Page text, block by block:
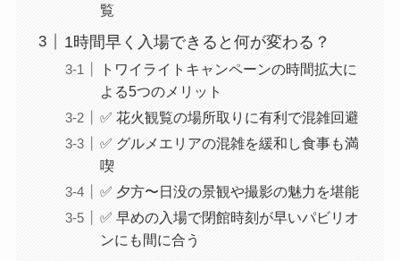
覧
1時間早く入場できると何が変わる？
トワイライトキャンペーンの時間拡大に
よる5つのメリット
✅ 花火観覧の場所取りに有利で混雑回避
✅ グルメエリアの混雑を緩和し食事も満
喫
✅ 夕方〜日没の景観や撮影の魅力を堪能
✅ 早めの入場で閉館時刻が早いパビリオ
ンにも間に合う